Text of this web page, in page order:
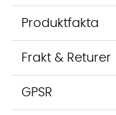
Produktfakta
Frakt & Returer
GPSR